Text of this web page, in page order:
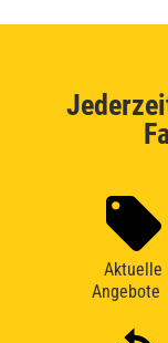
Aktuelle
Angebote